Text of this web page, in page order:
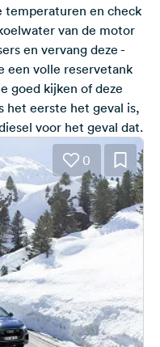
temperaturen en check
van de motor
en vervang deze -
een volle reservetank
goed kijken of deze
het eerste het geval is,
voor het geval dat.
0